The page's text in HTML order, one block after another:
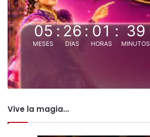
05
MESES
:26
DIAS
:01
HORAS
: 39
MINUTOS
Vive la magia...